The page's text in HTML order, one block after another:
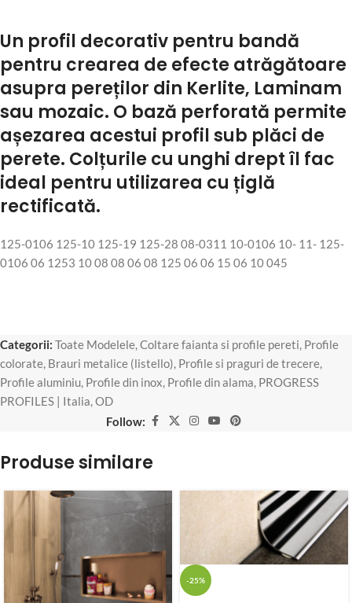
Un profil decorativ pentru bandă
pentru crearea de efecte atrăgătoare
asupra pereților din Kerlite, Laminam
sau mozaic. O bază perforată permite
așezarea acestui profil sub plăci de
perete. Colțurile cu unghi drept îl fac
ideal pentru utilizarea cu țiglă
rectificată.
125-0106 125-10 125-19 125-28 08-0311 10-0106 10- 11- 125-
0106 06 1253 10 08 08 06 08 125 06 06 15 06 10 045
Categorii: Toate Modelele,Coltare faianta si profile pereti, Profile
colorate, Brauri metalice (listello), Profile si praguri de trecere,
Profile aluminiu, Profile din inox, Profile din alama, PROGRESS
PROFILES | Italia,OD
Follow:
Produse similare
-25%